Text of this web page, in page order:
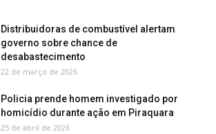
Distribuidoras de combustível alertam
governo sobre chance de
desabastecimento
22 de março de 2026
Policia prende homem investigado por
homicídio durante ação em Piraquara
25 de abril de 2026